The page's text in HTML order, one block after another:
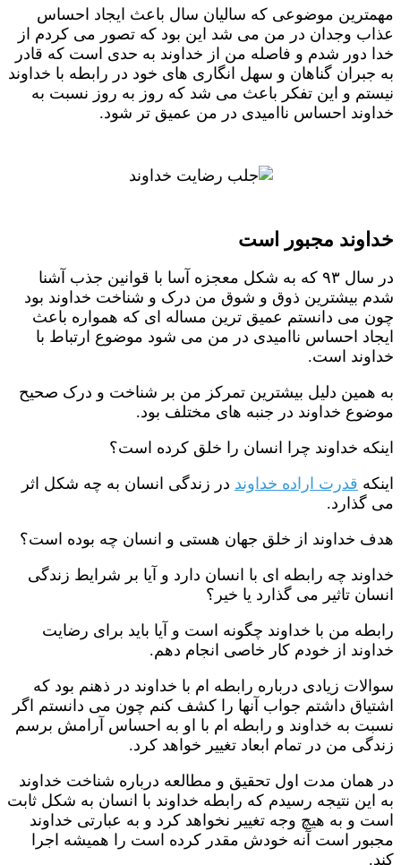
مهمترین موضوعی که سالیان سال باعث ایجاد احساس
عذاب وجدان در من می شد این بود که تصور می کردم از
خدا دور شدم و فاصله من از خداوند به حدی است که قادر
به جبران گناهان و سهل انگاری های خود در رابطه با خداوند
نیستم و این تفکر باعث می شد که روز به روز نسبت به
خداوند احساس ناامیدی در من عمیق تر شود.
خداوند مجبور است
در سال ۹۳ که به شکل معجزه آسا با قوانین جذب آشنا
شدم بیشترین ذوق و شوق من درک و شناخت خداوند بود
چون می دانستم عمیق ترین مساله ای که همواره باعث
ایجاد احساس ناامیدی در من می شود موضوع ارتباط با
خداوند است.
به همین دلیل بیشترین تمرکز من بر شناخت و درک صحیح
موضوع خداوند در جنبه های مختلف بود.
اینکه خداوند چرا انسان را خلق کرده است؟
اینکه قدرت اراده خداوند در زندگی انسان به چه شکل اثر
می گذارد.
هدف خداوند از خلق جهان هستی و انسان چه بوده است؟
خداوند چه رابطه ای با انسان دارد و آیا بر شرایط زندگی
انسان تاثیر می گذارد یا خیر؟
رابطه من با خداوند چگونه است و آیا باید برای رضایت
خداوند از خودم کار خاصی انجام دهم.
سوالات زیادی درباره رابطه ام با خداوند در ذهنم بود که
اشتیاق داشتم جواب آنها را کشف کنم چون می دانستم اگر
نسبت به خداوند و رابطه ام با او به احساس آرامش برسم
زندگی من در تمام ابعاد تغییر خواهد کرد.
در همان مدت اول تحقیق و مطالعه درباره شناخت خداوند
به این نتیجه رسیدم که رابطه خداوند با انسان به شکل ثابت
است و به هیچ وجه تغییر نخواهد کرد و به عبارتی خداوند
مجبور است آنه خودش مقدر کرده است را همیشه اجرا
کند.